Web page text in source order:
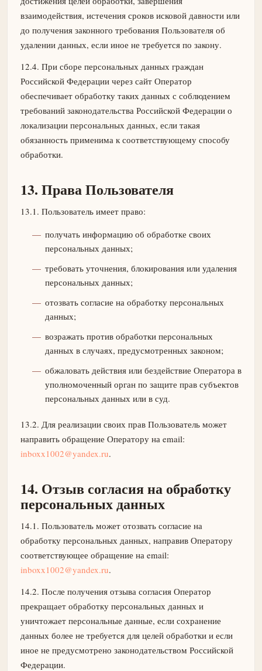
взаимодействия, истечения сроков исковой давности или
до получения законного требования Пользователя об
удалении данных, если иное не требуется по закону.
12.4. При сборе персональных данных граждан
Российской Федерации через сайт Оператор
обеспечивает обработку таких данных с соблюдением
требований законодательства Российской Федерации о
локализации персональных данных, если такая
обязанность применима к соответствующему способу
обработки.
13. Права Пользователя
13.1. Пользователь имеет право:
получать информацию об обработке своих
персональных данных;
требовать уточнения, блокирования или удаления
персональных данных;
отозвать согласие на обработку персональных
данных;
возражать против обработки персональных
данных в случаях, предусмотренных законом;
обжаловать действия или бездействие Оператора в
уполномоченный орган по защите прав субъектов
персональных данных или в суд.
13.2. Для реализации своих прав Пользователь может
направить обращение Оператору на email:
inboxx1002@yandex.ru.
14. Отзыв согласия на обработку
персональных данных
14.1. Пользователь может отозвать согласие на
обработку персональных данных, направив Оператору
соответствующее обращение на email:
inboxx1002@yandex.ru.
14.2. После получения отзыва согласия Оператор
прекращает обработку персональных данных и
уничтожает персональные данные, если сохранение
данных более не требуется для целей обработки и если
иное не предусмотрено законодательством Российской
Федерации.